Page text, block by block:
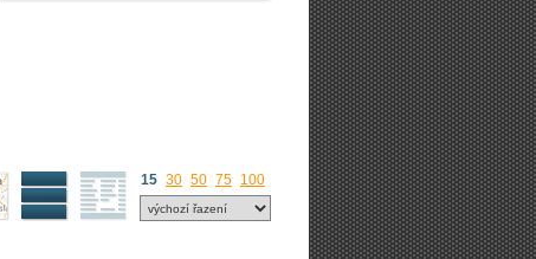
15 30 50 75 100